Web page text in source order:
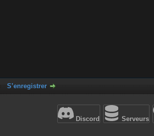
S’enregistrer
Discord Serveurs